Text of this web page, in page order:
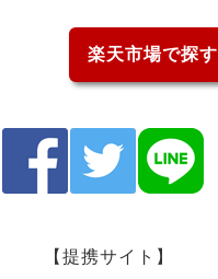
楽天市場で探す
【提携サイト】